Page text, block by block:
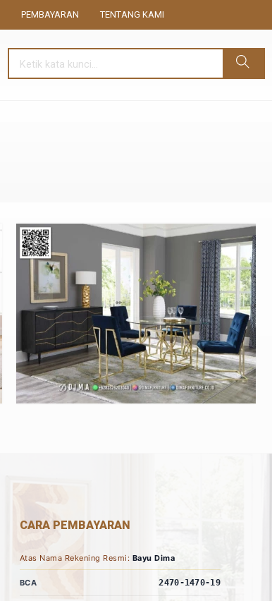
PEMBAYARAN TENTANG KAMI
CARA PEMBAYARAN
Atas Nama Rekening Resmi: Bayu Dima
BCA 2470-1470-19